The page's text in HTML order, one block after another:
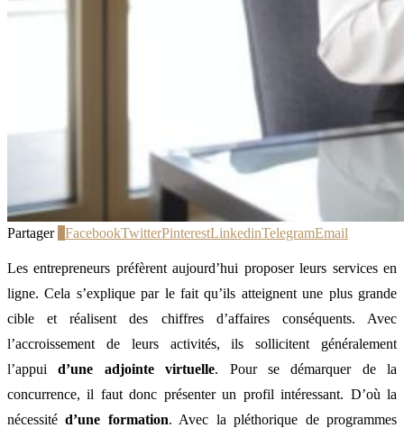
Partager FacebookTwitterPinterestLinkedinTelegramEmail
Les entrepreneurs préfèrent aujourd’hui proposer leurs services en
ligne. Cela s’explique par le fait qu’ils atteignent une plus grande
cible et réalisent des chiffres d’affaires conséquents. Avec
l’accroissement de leurs activités, ils sollicitent généralement
l’appuid’une adjointe virtuelle. Pour se démarquer de la
concurrence, il faut donc présenter un profil intéressant. D’où la
nécessitéd’une formation. Avec la pléthorique de programmes